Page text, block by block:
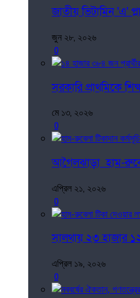
জাতীয় ভিটামিন 'এ'
জুন ২৮, ২০২৬
0
সরকারি প্রাথমিকে
মে ১৩, ২০২৬
0
আগৈলঝাড়া হাম-
এপ্রিল ২১, ২০২৬
0
সালথায় ২৩ হাজার
এপ্রিল ১৯, ২০২৬
0